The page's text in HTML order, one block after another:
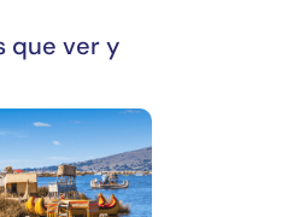
que ver y